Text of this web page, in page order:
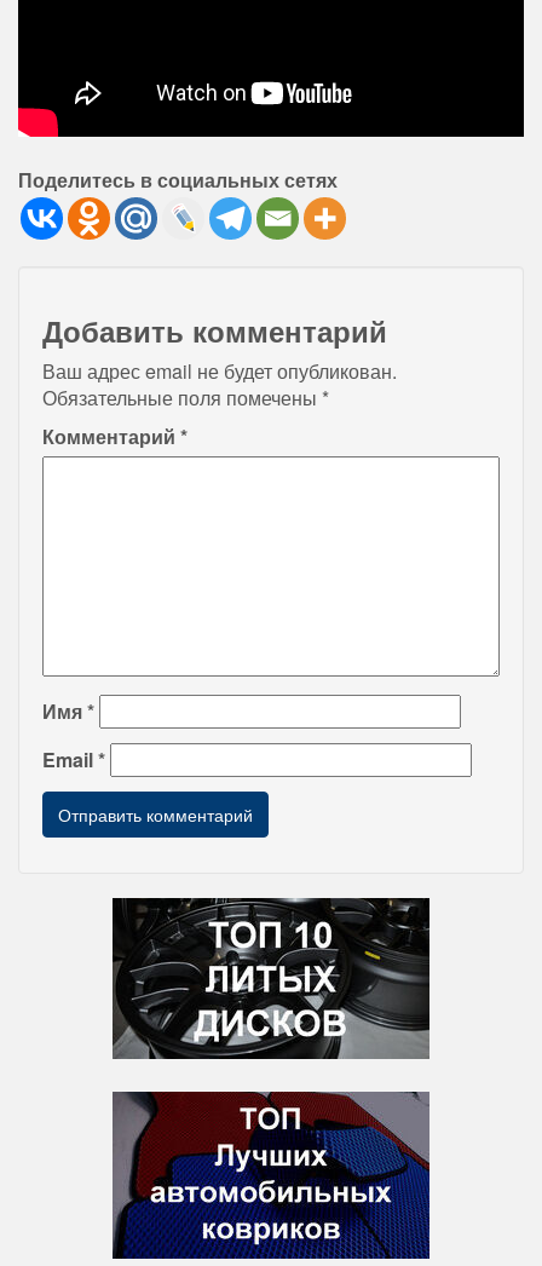
Поделитесь в социальных сетях
Добавить комментарий
Ваш адрес email не будет опубликован.
Обязательные поля помечены *
Комментарий *
Имя*
Email*